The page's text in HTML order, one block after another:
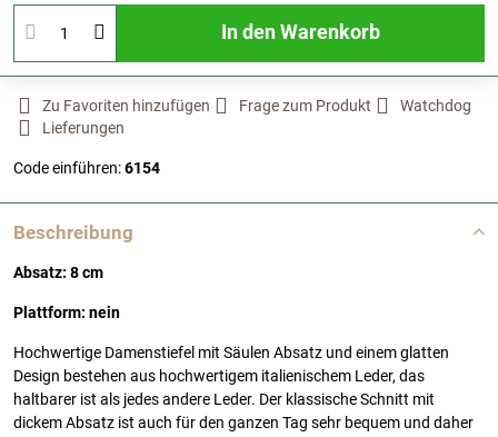
In den Warenkorb
Zu Favoriten hinzufügen Frage zum Produkt
Watchdog
Lieferungen
Code einführen:6154
Beschreibung
Absatz: 8 cm
Plattform: nein
Hochwertige Damenstiefel mit Säulen Absatz und einem glatten
Design bestehen aus hochwertigem italienischem Leder, das
haltbarer ist als jedes andere Leder. Der klassische Schnitt mit
dickem Absatz ist auch für den ganzen Tag sehr bequem und daher